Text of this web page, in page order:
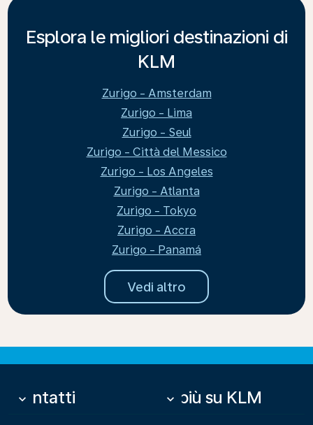
Esplora le migliori destinazioni di
KLM
Zurigo - Amsterdam
Zurigo - Lima
Zurigo - Seul
Zurigo - Città del Messico
Zurigo - Los Angeles
Zurigo - Atlanta
Zurigo - Tokyo
Zurigo - Accra
Zurigo - Panamá
Vedi altro
Contatti
keyboard_arrow_down Di più su KLM
keyboard_arrow_down